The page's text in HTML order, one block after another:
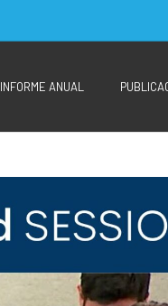
INFORME ANUAL